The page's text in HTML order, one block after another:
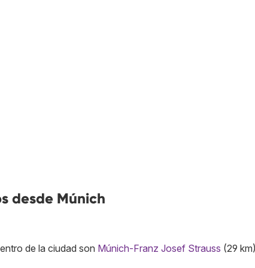
desde Múnich
de la ciudad son Múnich-Franz Josef Strauss (29